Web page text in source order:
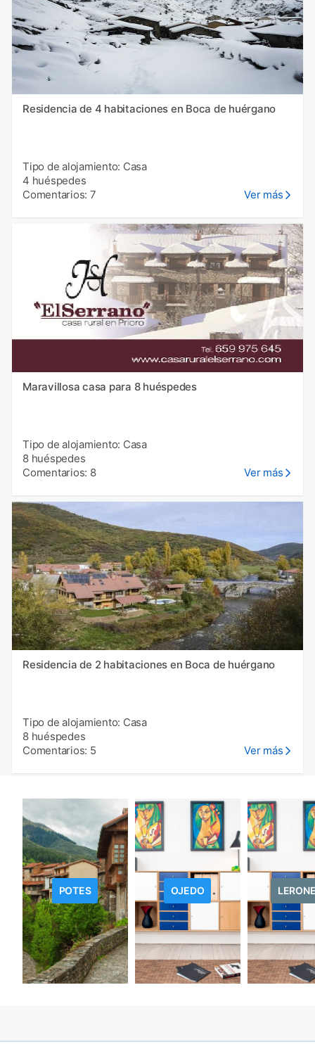
Residencia de 4 habitaciones en Boca de huérgano
Tipo de alojamiento: Casa
4 huéspedes
Comentarios: 7
Ver más
Maravillosa casa para 8 huéspedes
Tipo de alojamiento: Casa
8 huéspedes
Comentarios: 8
Ver más
Residencia de 2 habitaciones en Boca de huérgano
Tipo de alojamiento: Casa
8 huéspedes
Comentarios: 5
Ver más
POTES OJEDO